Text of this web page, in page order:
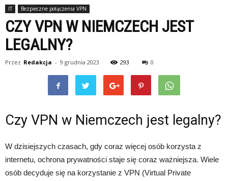
IT Bezpieczne połączenia VPN
CZY VPN W NIEMCZECH JEST
LEGALNY?
Przez Redakcja - 9 grudnia 2023 293 0
Czy VPN w Niemczech jest legalny?
W dzisiejszych czasach, gdy coraz więcej osób korzysta z
internetu, ochrona prywatności staje się coraz ważniejsza. Wiele
osób decyduje się na korzystanie z VPN (Virtual Private